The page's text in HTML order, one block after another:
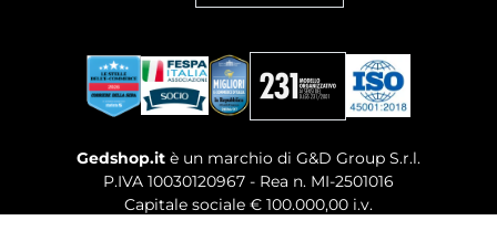
Gedshop.it è un marchio di G&D Group S.r.l.
P.IVA 10030120967 - Rea n. MI-2501016
Capitale sociale € 100.000,00 i.v.